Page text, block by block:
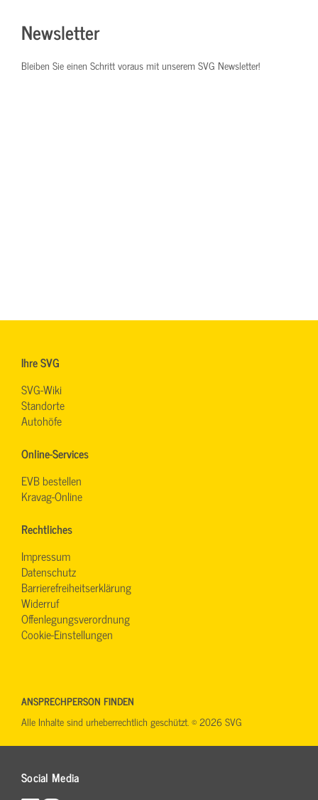
Newsletter
Bleiben Sie einen Schritt voraus mit unserem SVG Newsletter!
Ihre SVG
SVG-Wiki
Standorte
Autohöfe
Online-Services
EVB bestellen
Kravag-Online
Rechtliches
Impressum
Datenschutz
Barrierefreiheitserklärung
Widerruf
Offenlegungsverordnung
Cookie-Einstellungen
Social Media
ANSPRECHPERSON FINDEN
Alle Inhalte sind urheberrechtlich geschützt. © 2026 SVG